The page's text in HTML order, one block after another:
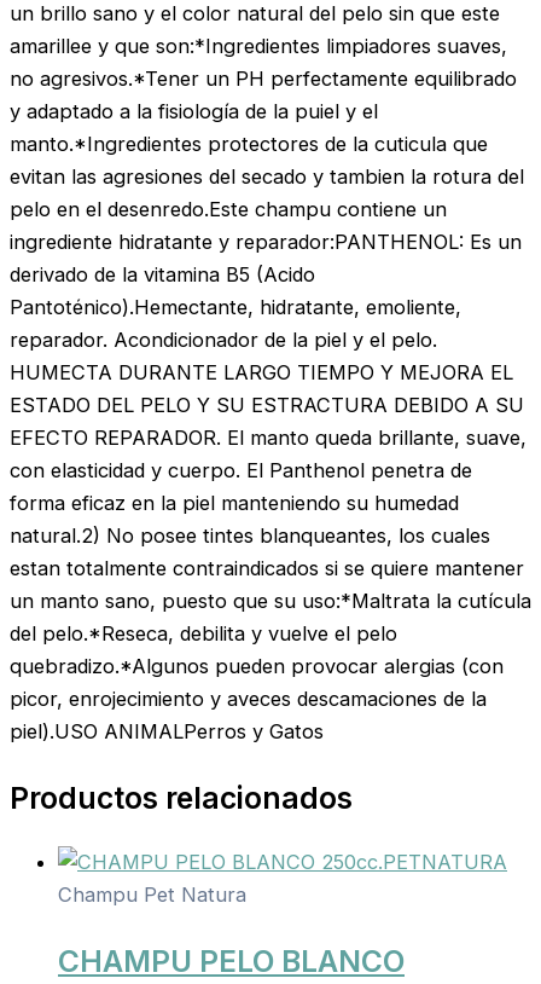
un brillo sano y el color natural del pelo sin que este
amarillee y que son:*Ingredientes limpiadores suaves,
no agresivos.*Tener un PH perfectamente equilibrado
y adaptado a la fisiología de la puiel y el
manto.*Ingredientes protectores de la cuticula que
evitan las agresiones del secado y tambien la rotura del
pelo en el desenredo.Este champu contiene un
ingrediente hidratante y reparador:PANTHENOL: Es un
derivado de la vitamina B5 (Acido
Pantoténico).Hemectante, hidratante, emoliente,
reparador. Acondicionador de la piel y el pelo.
HUMECTA DURANTE LARGO TIEMPO Y MEJORA EL
ESTADO DEL PELO Y SU ESTRACTURA DEBIDO A SU
EFECTO REPARADOR. El manto queda brillante, suave,
con elasticidad y cuerpo. El Panthenol penetra de
forma eficaz en la piel manteniendo su humedad
natural.2) No posee tintes blanqueantes, los cuales
estan totalmente contraindicados si se quiere mantener
un manto sano, puesto que su uso:*Maltrata la cutícula
del pelo.*Reseca, debilita y vuelve el pelo
quebradizo.*Algunos pueden provocar alergias (con
picor, enrojecimiento y aveces descamaciones de la
piel).USO ANIMALPerros y Gatos
Productos relacionados
Champu Pet Natura
CHAMPU PELO BLANCO